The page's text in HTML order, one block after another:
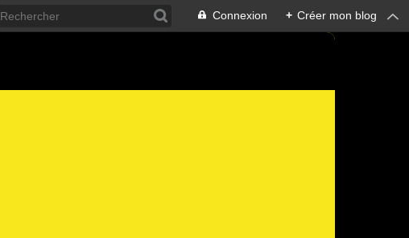
Connexion + Créer mon blog